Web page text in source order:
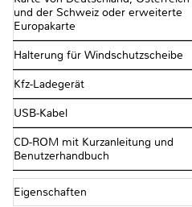
und der Schweiz oder erweiterte
Europakarte
Halterung für Windschutzscheibe
Kfz-Ladegerät
USB-Kabel
CD-ROM mit Kurzanleitung und
Benutzerhandbuch
Eigenschaften